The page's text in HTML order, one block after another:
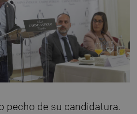
pecho de su candidatura.